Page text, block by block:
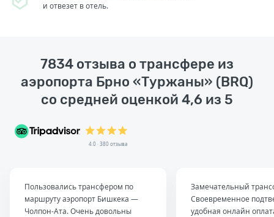
и отвезет в отель.
7834 отзыва о трансфере из
аэропорта Брно «Туржаны» (BRQ)
со средней оценкой 4,6 из 5
4.0 · 380 отзыва
Пользовались трансфером по
маршруту аэропорт Бишкека —
Чолпон-Ата. Очень довольны
Замечательный
Своевременное
удобная онлайн